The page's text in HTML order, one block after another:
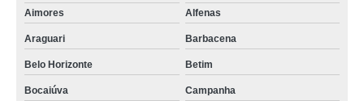
Aimores
Alfenas
Araguari Barbacena
Belo Horizonte Betim
Bocaiúva Campanha